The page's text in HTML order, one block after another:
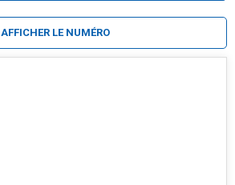
AFFICHER LE NUMÉRO